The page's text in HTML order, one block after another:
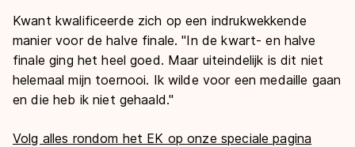
Kwant kwalificeerde zich op een indrukwekkende
manier voor de halve finale. "In de kwart- en halve
finale ging het heel goed. Maar uiteindelijk is dit niet
helemaal mijn toernooi. Ik wilde voor een medaille gaan
en die heb ik niet gehaald."
Volg alles rondom het EK op onze speciale pagina